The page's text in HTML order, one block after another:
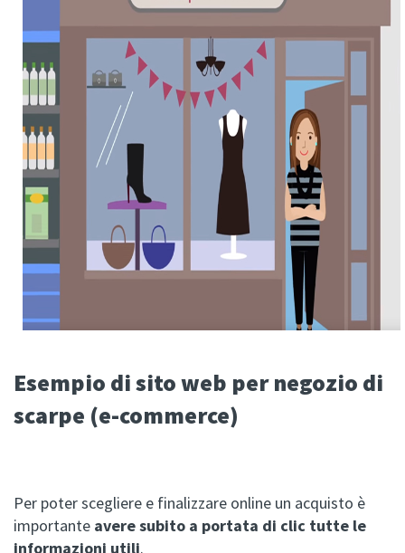
Esempio di sito web per negozio di
scarpe (e-commerce)
Per poter scegliere e finalizzare online un acquisto è
importante avere subito a portata di clic tutte le
informazioni utili.